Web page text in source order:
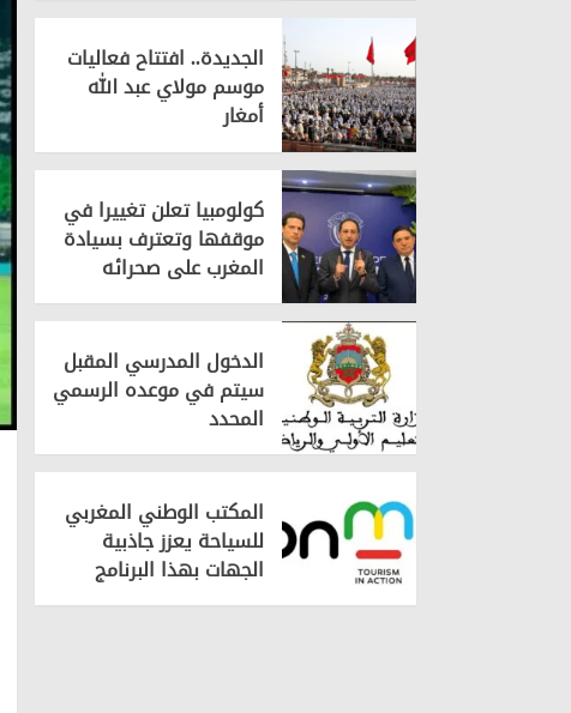
الجديدة.. افتتاح فعاليات
موسم مولاي عبد الله
أمغار
كولومبيا تعلن تغييرا في
موقفها وتعترف بسيادة
المغرب على صحرائه
الدخول المدرسي المقبل
سیتم في موعده الرسمي
المحدد
المكتب الوطني المغربي
للسياحة يعزز جاذبية
الجهات بهذا البرنامج